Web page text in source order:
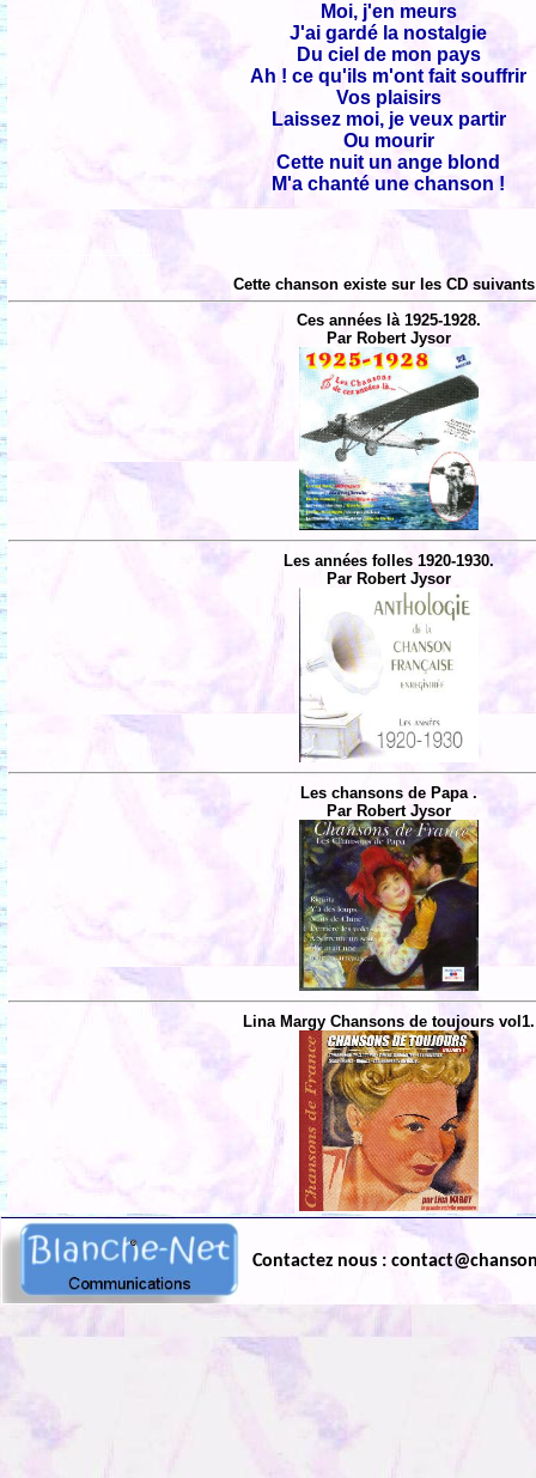
Moi, j'en meurs
J'ai gardé la nostalgie
Du ciel de mon pays
Ah ! ce qu'ils m'ont fait souffrir
Vos plaisirs
Laissez moi, je veux partir
Ou mourir
Cette nuit un ange blond
M'a chanté une chanson !
Cette chanson existe sur les CD
Ces années là 1925-1928.
Par Robert Jysor
Les années folles 1920-1930.
Par Robert Jysor
Les chansons de Papa .
Par Robert Jysor
Lina Margy Chansons de toujours vol1.
Contactez nous :